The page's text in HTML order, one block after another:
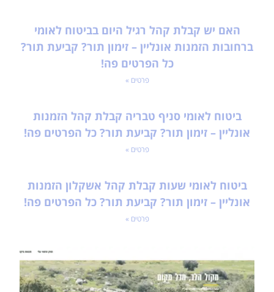
האם יש קבלת קהל רגיל היום בביטוח לאומי
ברחובות הזמנות אונליין – זימון תור? קביעת תור?
כל הפרטים פה!
פרטים »
ביטוח לאומי סניף טבריה קבלת קהל הזמנות
אונליין – זימון תור? קביעת תור? כל הפרטים פה!
פרטים »
ביטוח לאומי שעות קבלת קהל אשקלון הזמנות
אונליין – זימון תור? קביעת תור? כל הפרטים פה!
פרטים »